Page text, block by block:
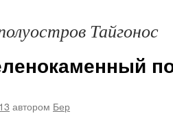
Тайгонос
автором Бер